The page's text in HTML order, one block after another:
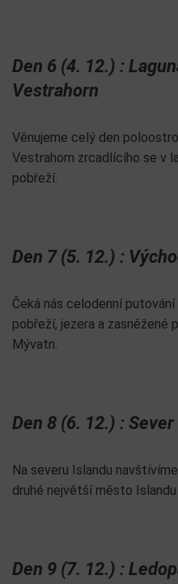
Den 6 (4. 12.) :
Vestrahorn
Věnujeme celý den
Vestrahorn zrcadlícího se v
pobřeží.
Den 7 (5. 12.) :
Čeká nás celodenní
pobřeží, jezera a zasněžené
Mývatn.
Den 8 (6. 12.) :
Na severu Islandu
druhé největší město
Den 9 (7. 12.) :